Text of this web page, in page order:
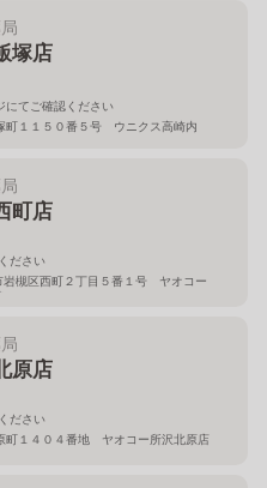
塚店
にてご確認ください
町１１５０番５号 ウニクス高崎内
町店
ださい
岩槻区西町２丁目５番１号 ヤオコー
原店
ださい
町１４０４番地 ヤオコー所沢北原店